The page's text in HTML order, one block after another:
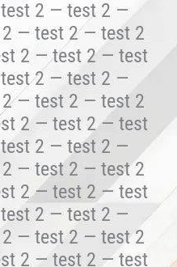
2 — test 2 —
— test 2 — test 2
2 — test 2 — test
2 — test 2 —
— test 2 — test 2
2 — test 2 — test
2 — test 2 —
— test 2 — test 2
2 — test 2 — test
2 — test 2 —
— test 2 — test 2
2 — test 2 — test